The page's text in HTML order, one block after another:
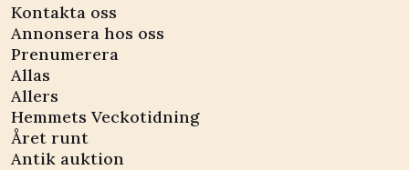
Kontakta oss
Annonsera hos oss
Prenumerera
Allas
Allers
Hemmets Veckotidning
Året runt
Antik auktion